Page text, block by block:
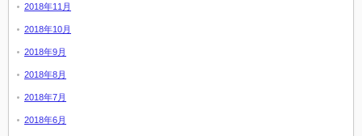
2018年11月
2018年10月
2018年9月
2018年8月
2018年7月
2018年6月